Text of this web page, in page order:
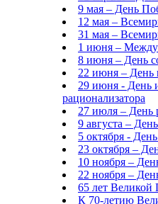
9 мая – День
12 мая –
31 мая –
1 июня –
8 июня – День
22 июня – День
29 июня - День
рационализатора
27 июля – День
9 августа –
5 октября -
23 октября –
10 ноября –
22 ноября –
65 лет Великой
К 70-летию